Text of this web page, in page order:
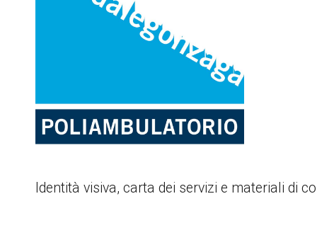
Identità visiva, carta dei servizi e materiali di